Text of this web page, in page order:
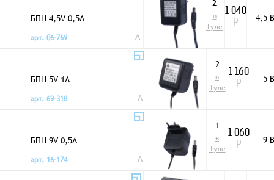
БПН 4,5V 0,5A
арт. 06-769
A
2
в
Туле
1 040
Р
4,5 В
БПН 5V 1A
арт. 69-318
A
2
в
Туле
1 160
Р
5 В
БПН 9V 0,5A
арт. 16-174
A
1
в
Туле
1 060
Р
9 В